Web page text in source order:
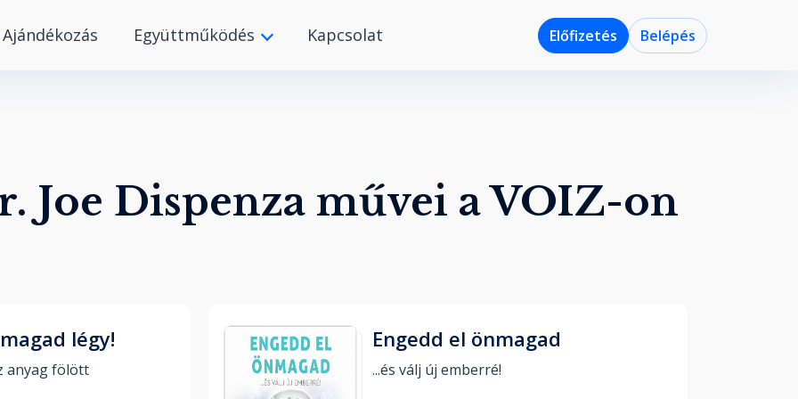
Ajándékozás Együttműködés Kapcsolat Előfizetés Belépés
Joe Dispenza művei a VOIZ-on
légy! Engedd el önmagad